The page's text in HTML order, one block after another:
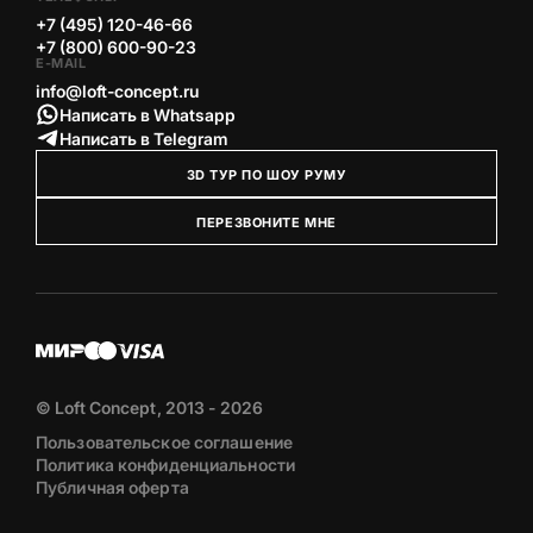
+7 (495) 120-46-66
+7 (800) 600-90-23
E-MAIL
info@loft-concept.ru
Написать в Whatsapp
Написать в Telegram
3D ТУР ПО ШОУ РУМУ
ПЕРЕЗВОНИТЕ МНЕ
© Loft Concept, 2013 - 2026
Пользовательское соглашение
Политика конфиденциальности
Публичная оферта